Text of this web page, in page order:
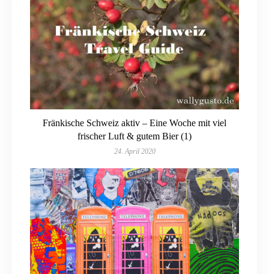
Fränkische Schweiz aktiv – Eine Woche mit viel
frischer Luft & gutem Bier (1)
24. April 2020